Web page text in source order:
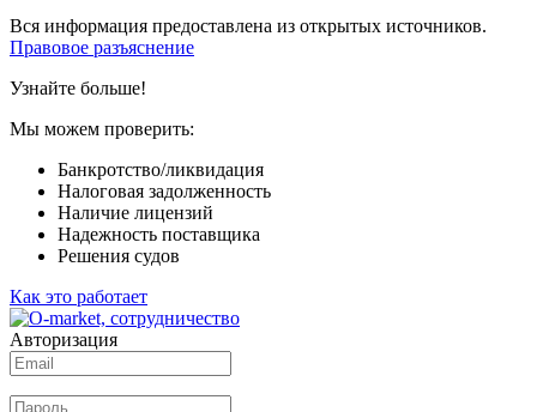
Вся информация предоставлена из открытых источников.
Правовое разъяснение
Узнайте больше!
Мы можем проверить:
Банкротство/ликвидация
Налоговая задолженность
Наличие лицензий
Надежность поставщика
Решения судов
Как это работает
Авторизация